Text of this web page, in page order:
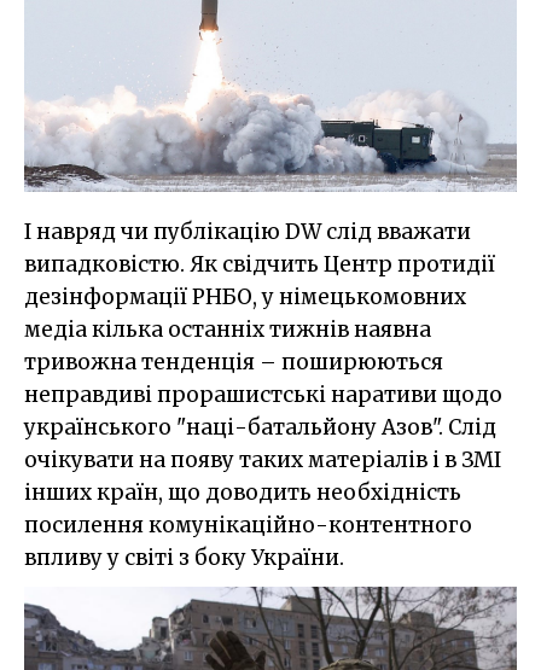
І навряд чи публікацію DW слід вважати
випадковістю. Як свідчить Центр протидії
дезінформації РНБО, у німецькомовних
медіа кілька останніх тижнів наявна
тривожна тенденція – поширюються
неправдиві прорашистські наративи щодо
українського "наці-батальйону Азов". Слід
очікувати на появу таких матеріалів і в ЗМІ
інших країн, що доводить необхідність
посилення комунікаційно-контентного
впливу у світі з боку України.